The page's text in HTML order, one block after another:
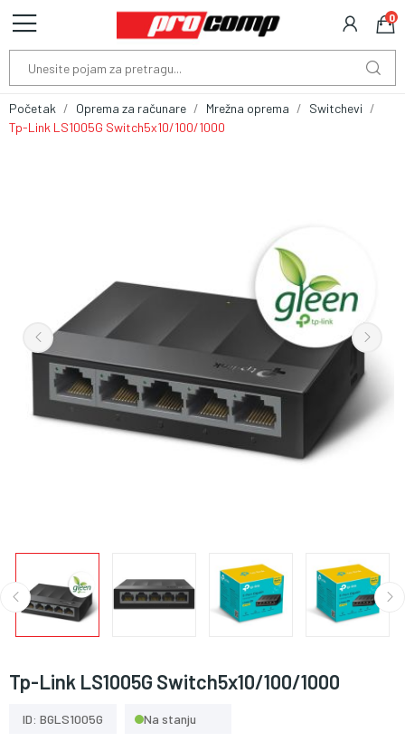
0
Početak Oprema za računare Mrežna oprema
Switchevi
Tp-Link LS1005G Switch5x10/100/1000
Tp-Link LS1005G Switch5x10/100/1000
ID: BGLS1005G Na stanju